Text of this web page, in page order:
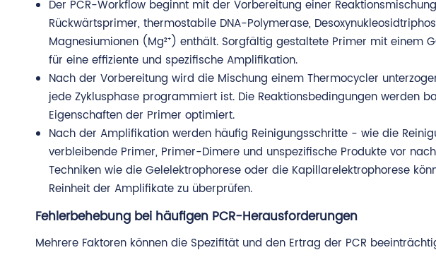
Der PCR-Workflow beginnt mit der Vorbereitung einer
Rückwärtsprimer, thermostabile DNA-Polymerase,
Magnesiumionen (Mg²⁺) enthält. Sorgfältig gestaltete Primer mit einem
für eine effiziente und spezifische Amplifikation.
Nach der Vorbereitung wird die Mischung einem Thermocycler
jede Zyklusphase programmiert ist. Die Reaktionsbedingungen werden
Eigenschaften der Primer optimiert.
Nach der Amplifikation werden häufig Reinigungsschritte - wie die
verbleibende Primer, Primer-Dimere und unspezifische Produkte vor
Techniken wie die Gelelektrophorese oder die Kapillarelektrophorese
Reinheit der Amplifikate zu überprüfen.
Fehlerbehebung bei häufigen PCR-Herausforderungen
Mehrere Faktoren können die Spezifität und den Ertrag der PCR